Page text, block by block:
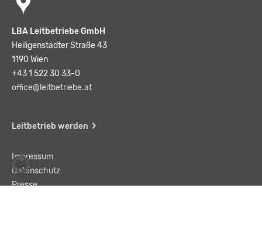
LBA Leitbetriebe GmbH
Heiligenstädter Straße 43
1190 Wien
+43 1 522 30 33-0
office@leitbetriebe.at
Leitbetrieb werden
Impressum
Datenschutz
Presse